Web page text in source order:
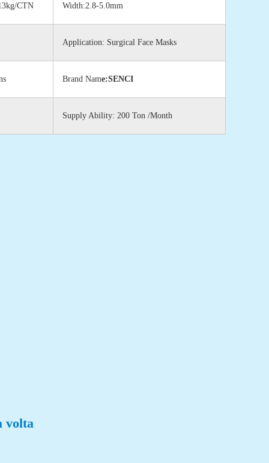
CTN Width:2.8-5.0mm
Application: Surgical Face Masks
Brand Name:SENCI
Supply Ability: 200 Ton /Month
volta